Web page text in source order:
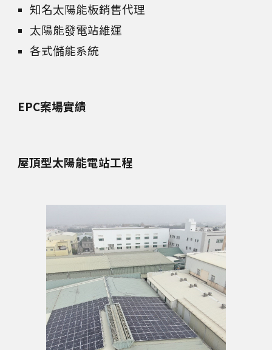
知名太陽能板銷售代理
太陽能發電站維運
各式儲能系統
EPC案場實績
屋頂型太陽能電站工程